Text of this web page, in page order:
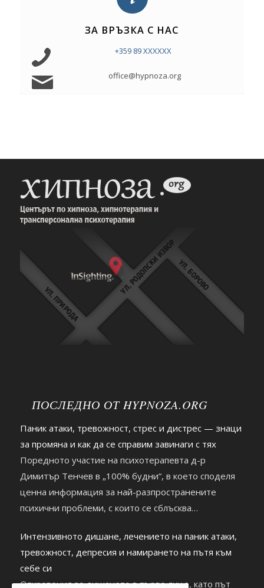
ЗА ВРЪЗКА С НАС
+359 89 XXXXXX
office@hypnoza.org
ПОСЛЕДНО ОТ HYPNOZA.ORG
Паник атаки, тревожност, стрес и дистрес — знаци
за промяна и как да се справим завинаги с тях
Поредното участие на психотерапевта д-р
Димитър Тенчев в „100% будни“, в което споделя
ценна информация за най-разпространените
психични проблеми, с които се сблъсква
Интензивното дишане, лечението на паник атаки,
тревожност, депресия и намирането на пътя към
себе си
Откровения за дишането в първо лице, като път